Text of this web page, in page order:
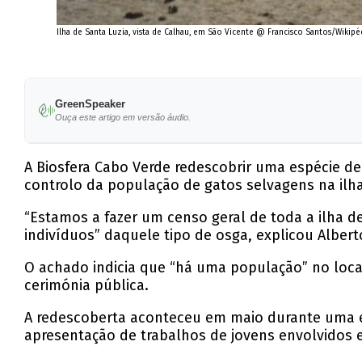
Ilha de Santa Luzia, vista de Calhau, em São Vicente @ Francisco Santos/
GreenSpeaker
Ouça este artigo em versão áudio.
A Biosfera Cabo Verde redescobrir uma espécie
controlo da população de gatos selvagens na
“Estamos a fazer um censo geral de toda a ilha
indivíduos” daquele tipo de osga, explicou
O achado indicia que “há uma população” no
cerimónia pública.
A redescoberta aconteceu em maio durante
apresentação de trabalhos de jovens envolvidos